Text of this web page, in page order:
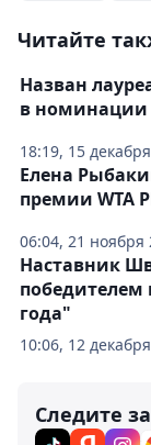
Читайте
18:19, 15
Назван
в номинации
06:04, 21 ноября
Елена
премии WTA
10:06, 12
Наставник
года"
Следите